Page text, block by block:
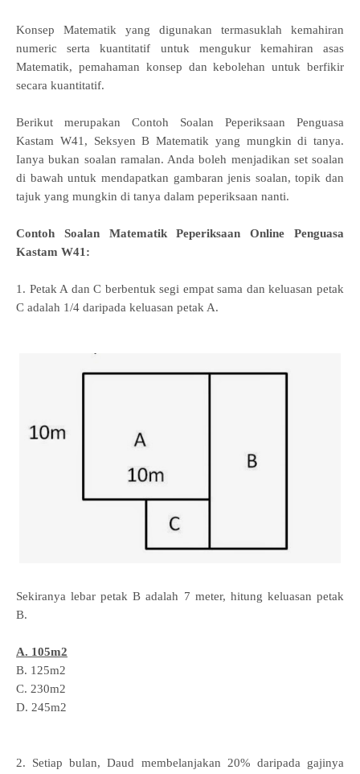
Konsep Matematik yang digunakan termasuklah kemahiran
numeric serta kuantitatif untuk mengukur kemahiran asas
Matematik, pemahaman konsep dan kebolehan untuk berfikir
secara kuantitatif.
Berikut merupakan Contoh Soalan Peperiksaan Penguasa
Kastam W41, Seksyen B Matematik yang mungkin di tanya.
Ianya bukan soalan ramalan. Anda boleh menjadikan set soalan
di bawah untuk mendapatkan gambaran jenis soalan, topik dan
tajuk yang mungkin di tanya dalam peperiksaan nanti.
Contoh Soalan Matematik Peperiksaan Online Penguasa
Kastam W41:
1. Petak A dan C berbentuk segi empat sama dan keluasan petak
C adalah 1/4 daripada keluasan petak A.
Sekiranya lebar petak B adalah 7 meter, hitung keluasan petak
B.
A. 105m2
B. 125m2
C. 230m2
D. 245m2
2. Setiap bulan, Daud membelanjakan 20% daripada gajinya